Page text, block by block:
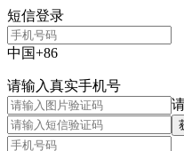
短信登录
中国+86
请输入真实手机号